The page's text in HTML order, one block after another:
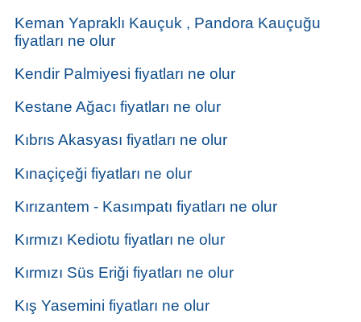
Keman Yapraklı Kauçuk , Pandora Kauçuğu
fiyatları ne olur
Kendir Palmiyesi fiyatları ne olur
Kestane Ağacı fiyatları ne olur
Kıbrıs Akasyası fiyatları ne olur
Kınaçiçeği fiyatları ne olur
Kırızantem - Kasımpatı fiyatları ne olur
Kırmızı Kediotu fiyatları ne olur
Kırmızı Süs Eriği fiyatları ne olur
Kış Yasemini fiyatları ne olur